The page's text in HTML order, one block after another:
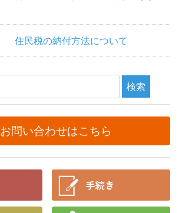
住民税の納付方法について
お問い合わせはこちら